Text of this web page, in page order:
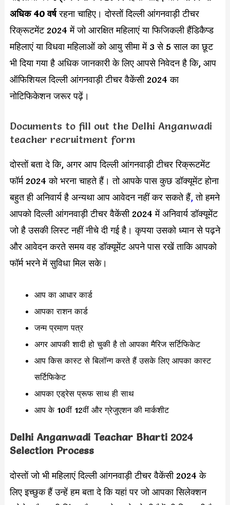
अधिक 40 वर्षरहना चाहिए। दोस्तों दिल्ली आंगनवाड़ी टीचर
रिक्रूटमेंट 2024 में जो आरक्षित महिलाएं या फिजिकली हैंडिकैप्ड
महिलाएं या विधवा महिलाओं को आयु सीमा में 3 से 5 साल का छूट
भी दिया गया है अधिक जानकारी के लिए आपसे निवेदन है कि, आप
ऑफिशियल दिल्ली आंगनवाड़ी टीचर वैकेंसी 2024 का
नोटिफिकेशन जरूर पढ़ें।
Documents to fill out the Delhi Anganwadi
teacher recruitment form
दोस्तों बता दे कि, अगर आप दिल्ली आंगनवाड़ी टीचर रिक्रूटमेंट
फॉर्म 2024 को भरना चाहते हैं। तो आपके पास कुछ डॉक्यूमेंट होना
बहुत ही अनिवार्य है अन्यथा आप आवेदन नहीं कर सकते हैं,तो हमने
आपको दिल्ली आंगनवाड़ी टीचर वैकेंसी 2024 में अनिवार्य डॉक्यूमेंट
जो है उसकी लिस्ट नहीं नीचे दी गई है। कृपया उसको ध्यान से पढ़ने
और आवेदन करते समय वह डॉक्यूमेंट अपने पास रखें ताकि आपको
फॉर्म भरने में सुविधा मिल सके।
आप का आधार कार्ड
आपका राशन कार्ड
जन्म प्रमाण पत्र
अगर आपकी शादी हो चुकी है तो आपका मैरिज सर्टिफिकेट
आप किस कास्ट से बिलॉन्ग करते हैं उसके लिए आपका कास्ट
सर्टिफिकेट
आपका एड्रेस प्रूफ साथ ही साथ
आप के 10वीं 12वीं और ग्रेजुएशन की मार्कशीट
Delhi Anganwadi Teachar Bharti 2024
Selection Process
दोस्तों जो भी महिलाएं दिल्ली आंगनवाड़ी टीचर वैकेंसी 2024 के
लिए इच्छुक हैं उन्हें हम बता दे कि यहां पर जो आपका सिलेक्शन